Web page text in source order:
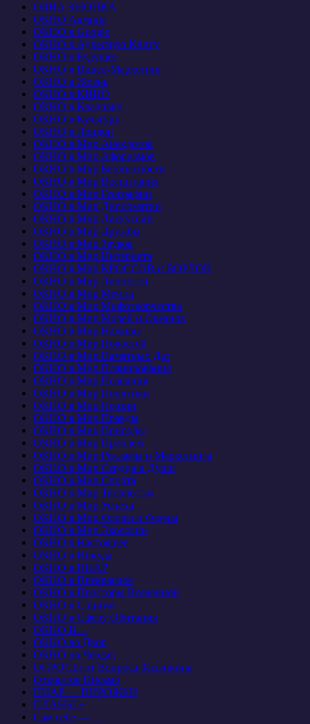
ОДНА КНОПКА
ОКНО Админа
ОКНО в Google
ОКНО в Адресную Книгу
ОКНО в Будущее
ОКНО в Видео-Маркетинг
ОКНО в Жизнь
ОКНО в КИНО
ОКНО в Кладовку
ОКНО в Культуру
ОКНО в Лондон
ОКНО в Мир Анекдотов
ОКНО в Мир Афоризмов
ОКНО в Мир Безопасности
ОКНО в Мир Воспитания
ОКНО в Мир Географии
ОКНО в Мир Дипломатии
ОКНО в Мир Дискуссий
ОКНО в Мир Дружбы
ОКНО в Мир Звуков
ОКНО в Мир Интернета
ОКНО в Мир КРОССОВ и ВОРДОВ
ОКНО в Мир Личности
ОКНО в Мир Мечты
ОКНО в Мир Мифотворчества
ОКНО в Мир Морей и Океанов
ОКНО в Мир Наживы
ОКНО в Мир Новостей
ОКНО в Мир Памятных Дат
ОКНО в Мир Планирования
ОКНО в Мир Познания
ОКНО в Мир Политики
ОКНО в Мир Поэзии
ОКНО в Мир Правды
ОКНО в Мир Природы
ОКНО в Мир Проблем
ОКНО в Мир Рекламы и Маркетинга
ОКНО в Мир Сердца и Души
ОКНО в Мир Спорта
ОКНО в Мир Творчества
ОКНО в Мир Успеха
ОКНО в Мир Флоры и Фауны
ОКНО в Мир Экологии
ОКНО в Настоящее
ОКНО в Никуда
ОКНО в ПИАР
ОКНО в Прекрасное
ОКНО в Просторы Вселенной
ОКНО в Социум
ОКНО в Сферу Обитания
ОКНО В…
ОКНО во Двор
ОКНО на Чердак
ОПРОСЫ от Вопроса Засыпкина
Открытое Письмо
ПИАР — ПИРОЖКИ
ПЛАНЫ +
Сам себе — …